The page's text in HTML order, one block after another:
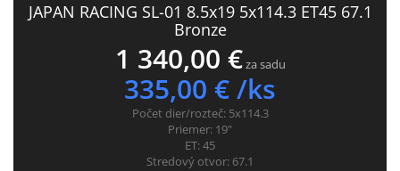
JAPAN RACING SL-01 8.5x19 5x114.3 ET45 67.1
Bronze
1 340,00 €za sadu
335,00 € /ks
Počet dier/rozteč: 5x114.3
Priemer: 19"
ET:45
Stredový otvor: 67.1